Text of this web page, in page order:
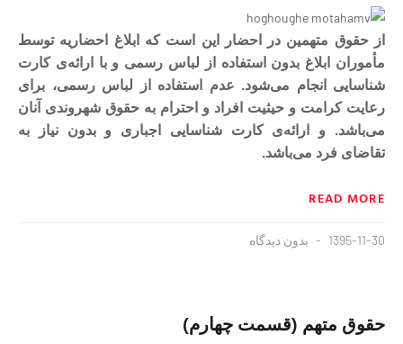
از حقوق متهمین در احضار این است که ابلاغ احضاریه توسط
مأموران ابلاغ بدون استفاده از لباس رسمی و با ارائه‌ی کارت
شناسایی انجام می‌شود. عدم استفاده از لباس رسمی، برای
رعایت کرامت و حیثیت افراد و احترام به حقوق شهروندی آنان
می‌باشد. و ارائه‌ی کارت شناسایی اجباری و بدون نیاز به
تقاضای فرد می‌باشد.
READ MORE
1395-11-30 بدون دیدگاه
حقوق متهم (قسمت چهارم)